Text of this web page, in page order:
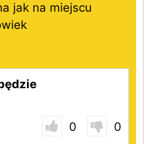
jak na miejscu
0
0